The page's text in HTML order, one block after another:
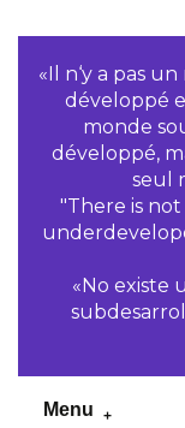
«Il n‘y a pas
développé
monde
développé,
seul
"There is
«No existe
Menu